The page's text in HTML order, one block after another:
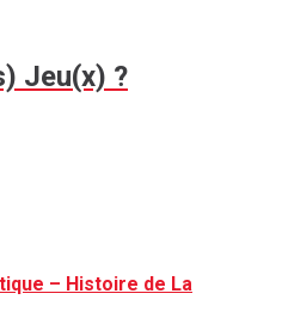
Jeu(x) ?
– Histoire de La